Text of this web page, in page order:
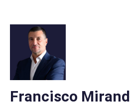
content
Francisco